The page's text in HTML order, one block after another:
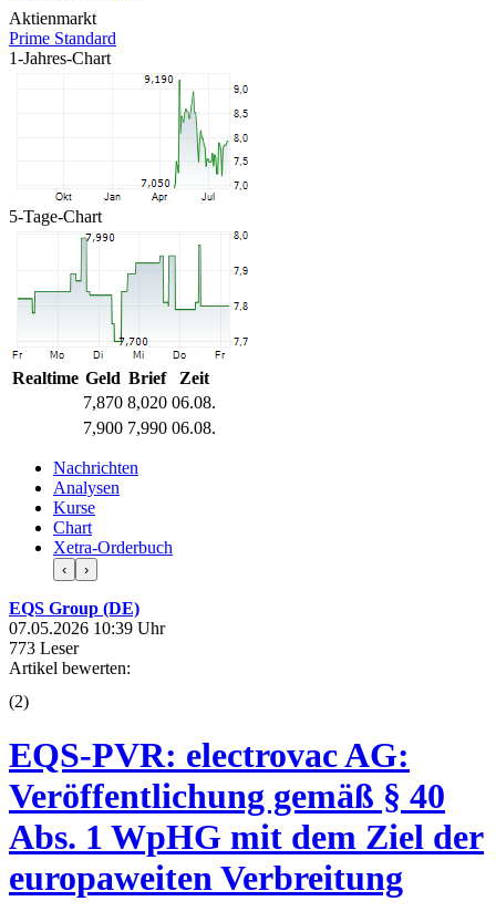
Aktienmarkt
Prime Standard
1-Jahres-Chart
5-Tage-Chart
Realtime Geld Brief
Zeit
7,870 8,020 06.08.
7,900 7,990 06.08.
Nachrichten
Analysen
Kurse
Chart
Xetra-Orderbuch
‹ ›
EQS Group (DE)
07.05.2026 10:39 Uhr
773 Leser
Artikel bewerten:
(2)
EQS-PVR: electrovac AG:
Veröffentlichung gemäß § 40
Abs. 1 WpHG mit dem Ziel der
europaweiten Verbreitung